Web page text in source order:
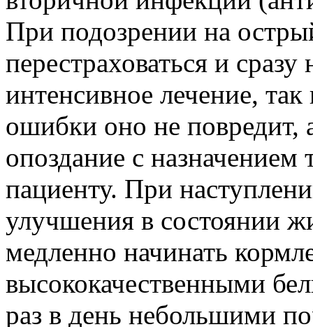
При подозрении на
перестраховаться и сразу
интенсивное лечение,
ошибки оно не повредит,
опоздание с
пациенту. При
улучшения в состоянии
медленно начинать
высококачественными
раз в день небольшими